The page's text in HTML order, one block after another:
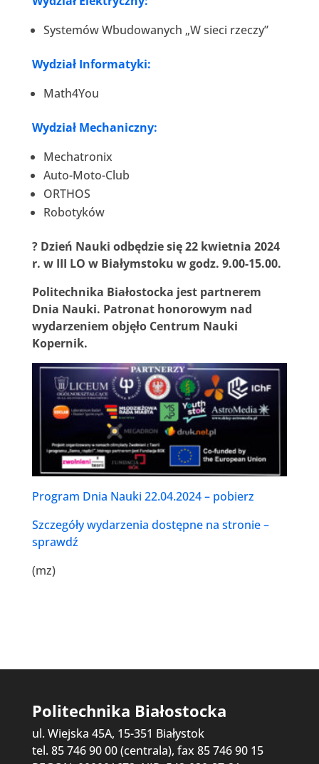
Systemów Wbudowanych „W sieci rzeczy”
Wydział Informatyki:
Math4You
Wydział Mechaniczny:
Mechatronix
Auto-Moto-Club
ORTHOS
Robotyków
? Dzień Nauki odbędzie się 22 kwietnia 2024
r. w III LO w Białymstoku w godz. 9.00-15.00.
Politechnika Białostocka jest partnerem
Dnia Nauki. Patronat honorowym nad
wydarzeniem objęło Centrum Nauki
Kopernik.
Program Dnia Nauki 22.04.2024 – pobierz
Szczegóły wydarzenia dostępne na stronie –
sprawdź
(mz)
Politechnika Białostocka
ul. Wiejska 45A, 15-351 Białystok
tel. 85 746 90 00 (centrala), fax 85 746 90 15